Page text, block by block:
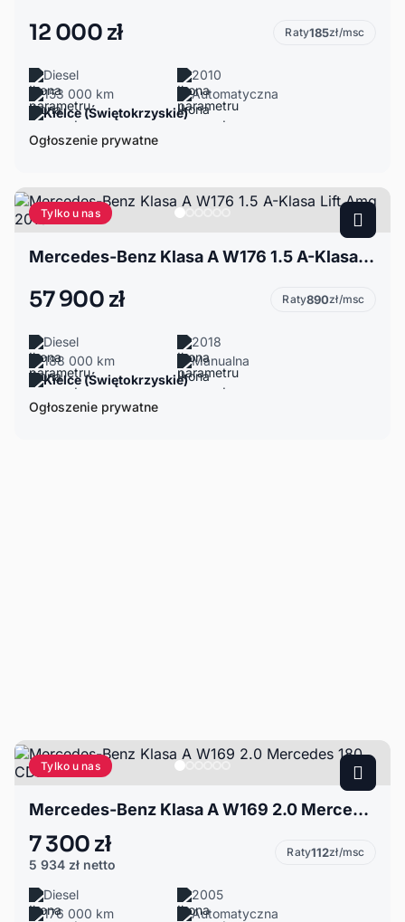
12 000 zł Raty185zł/msc
Diesel
2010
153 000 km
Automatyczna
Kielce (Świętokrzyskie)
Ogłoszenie prywatne
Tylko u nas
Mercedes-Benz Klasa A W176 1.5 A-Klasa Lift Amg 2018r
57 900 zł Raty890zł/msc
Diesel
2018
188 000 km
Manualna
Kielce (Świętokrzyskie)
Ogłoszenie prywatne
Tylko u nas
Mercedes-Benz Klasa A W169 2.0 Mercedes 180 CDI
7 300 zł
5 934 zł netto
Raty112zł/msc
Diesel
2005
176 000 km
Automatyczna